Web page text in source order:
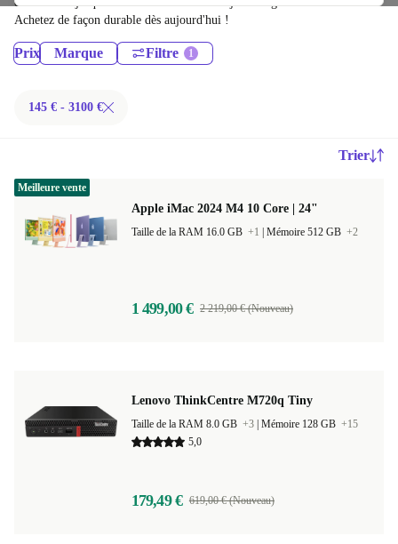
Achetez de façon durable dès aujourd'hui !
Prix Marque Filtre
145 € - 3100 €
Trier
Apple iMac 2024 M4 10 Core | 24"
Taille de la RAM 16.0 GB +1 Mémoire 512 GB +2
1 499,00 € 2 219,00 € (Nouveau)
Meilleure vente
Lenovo ThinkCentre M720q Tiny
Taille de la RAM 8.0 GB +3 Mémoire 128 GB +15
5,0
179,49 € 619,00 € (Nouveau)